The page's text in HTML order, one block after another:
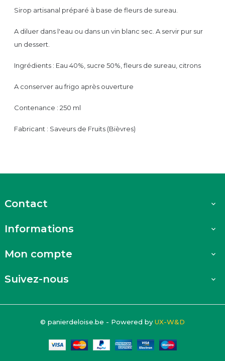
Sirop artisanal préparé à base de fleurs de sureau.
A diluer dans l'eau ou dans un vin blanc sec. A servir pur sur
un dessert.
Ingrédients : Eau 40%, sucre 50%, fleurs de sureau, citrons
A conserver au frigo après ouverture
Contenance : 250 ml
Fabricant : Saveurs de Fruits (Bièvres)
Contact 
Informations 
Mon compte 
Suivez-nous 
© panierdeloise.be - Powered by UX-W&D